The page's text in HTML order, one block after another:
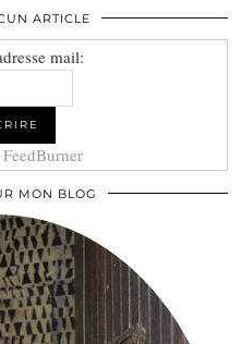
ARTICLE
mail:
FeedBurner
MON BLOG